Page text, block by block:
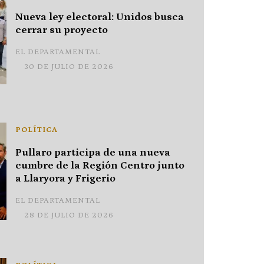
Nueva ley electoral: Unidos busca
cerrar su proyecto
EL DEPARTAMENTAL
30 DE JULIO DE 2026
Pullaro participa de una nueva
cumbre de la Región Centro junto
a Llaryora y Frigerio
EL DEPARTAMENTAL
POLÍTICA
28 DE JULIO DE 2026